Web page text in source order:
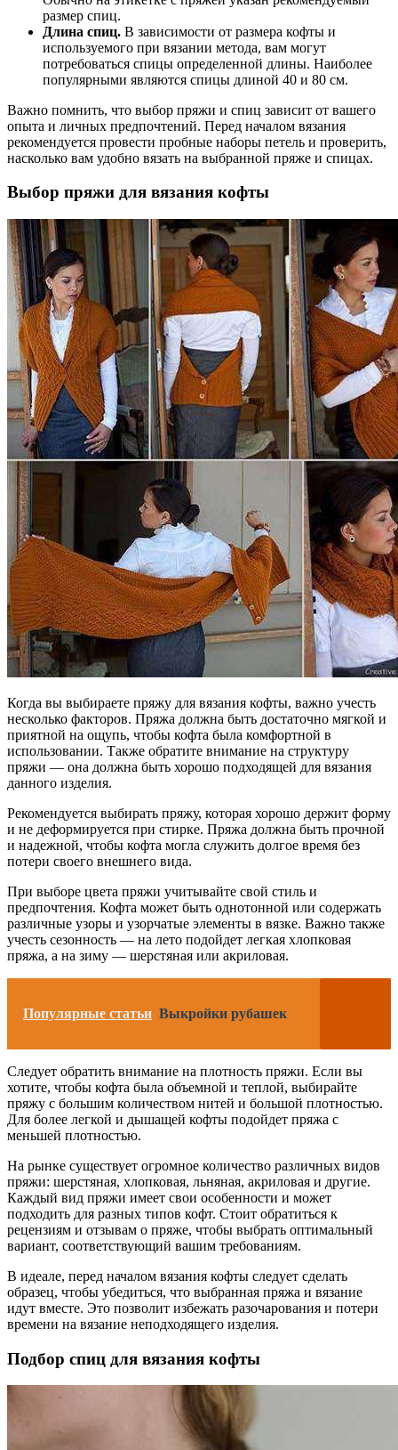
размер спиц.
Длина спиц. В зависимости от размера кофты и
используемого при вязании метода, вам могут
потребоваться спицы определенной длины. Наиболее
популярными являются спицы длиной 40 и 80 см.
Важно помнить, что выбор пряжи и спиц зависит от вашего
опыта и личных предпочтений. Перед началом вязания
рекомендуется провести пробные наборы петель и проверить,
насколько вам удобно вязать на выбранной пряже и спицах.
Выбор пряжи для вязания кофты
Когда вы выбираете пряжу для вязания кофты, важно учесть
несколько факторов. Пряжа должна быть достаточно мягкой и
приятной на ощупь, чтобы кофта была комфортной в
использовании. Также обратите внимание на структуру
пряжи — она должна быть хорошо подходящей для вязания
данного изделия.
Рекомендуется выбирать пряжу, которая хорошо держит форму
и не деформируется при стирке. Пряжа должна быть прочной
и надежной, чтобы кофта могла служить долгое время без
потери своего внешнего вида.
При выборе цвета пряжи учитывайте свой стиль и
предпочтения. Кофта может быть однотонной или содержать
различные узоры и узорчатые элементы в вязке. Важно также
учесть сезонность — на лето подойдет легкая хлопковая
пряжа, а на зиму — шерстяная или акриловая.
Популярные статьи Выкройки рубашек
Следует обратить внимание на плотность пряжи. Если вы
хотите, чтобы кофта была объемной и теплой, выбирайте
пряжу с большим количеством нитей и большой плотностью.
Для более легкой и дышащей кофты подойдет пряжа с
меньшей плотностью.
На рынке существует огромное количество различных видов
пряжи: шерстяная, хлопковая, льняная, акриловая и другие.
Каждый вид пряжи имеет свои особенности и может
подходить для разных типов кофт. Стоит обратиться к
рецензиям и отзывам о пряже, чтобы выбрать оптимальный
вариант, соответствующий вашим требованиям.
В идеале, перед началом вязания кофты следует сделать
образец, чтобы убедиться, что выбранная пряжа и вязание
идут вместе. Это позволит избежать разочарования и потери
времени на вязание неподходящего изделия.
Подбор спиц для вязания кофты